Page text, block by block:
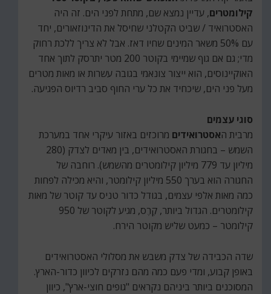
קילומטרים, עדיין נמצא שם, מתחת לפני הים. זה היה
האסטרואיד / שביט הקטלני שחיסל את הדינוזאורים, יחד
עם 50% משאר המינים שחיו דאז. אבל לא צריך ללכת רחוק
מדי; גם אם גוף שמיימי בקוטר 200 מטר יתרסק לתוך אחד
האוקיינוסים, הוא ייצור צונאמי בגובה עשרות או מאות מטרים
מעל פני הים, שיכחיד את כל ערי החוף סביב רדיוס הפגיעה.
סוגי עצמים
מרבית האסטרואידים מרוכזים באזור עיקרי אחד במערכת
השמש – בחגורת האסטרואידים, בין מאדים לצדק (280
מיליון עד 779 מיליון קילומטרים מהשמש). רוחבה של
החגורה הוא בערך 550 מיליון קילומטר, והיא מכילה לפחות
כמה מאות אלפי עצמים, בגודל כדור טניס עד קוטר של מאות
קילומטרים. הגדול ביותר, קֶרֶס, מגיע לקוטר של 950
קילומטר – כמעט שליש מקוטר הירח.
שדה הכבידה של צדק משבש את מסלולי האסטרואידים
באופן קבוע, ומדי פעם כמה מהם נזרקים לכיוון כדור-הארץ.
המסוכנים ביותר ביניהם נקראים "גופים חוצי-ארץ", כיוון